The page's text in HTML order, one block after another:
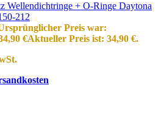
Wellendichtringe + O-Ringe Daytona
212
Preis war:
€Aktueller Preis ist: 34,90 €.